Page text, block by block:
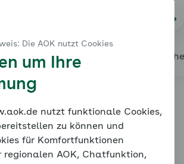
Mein Coach
Anteile bearbeiten -
Sie
Die AOK nutzt Cookies
um Ihre
nutzt funktionale Cookies,
zu können und
für Komfortfunktionen
regionalen AOK, Chatfunktion,